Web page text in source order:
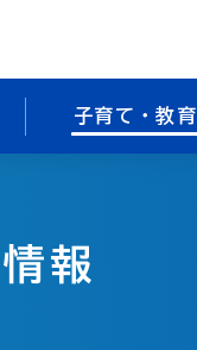
子育て・教育
報